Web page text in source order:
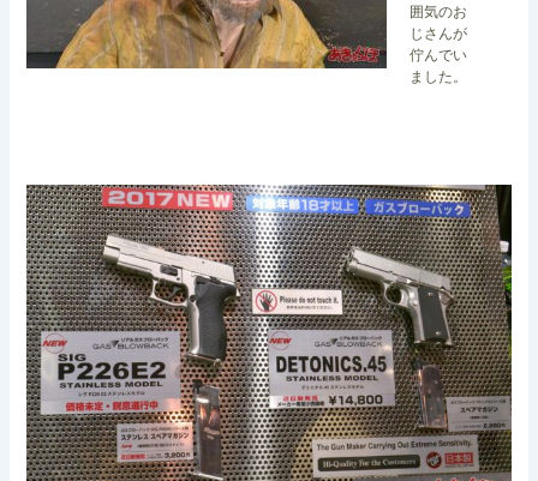
囲気のお
じさんが
佇んでい
ました。